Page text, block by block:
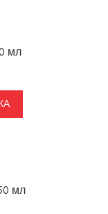
мл
мл